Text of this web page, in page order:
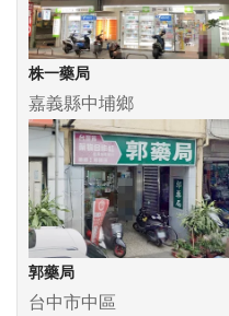
株一藥局
嘉義縣中埔鄉
郭藥局
台中市中區